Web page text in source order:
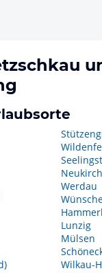
Werdau
Lunzig
Mülsen
Wilkau-